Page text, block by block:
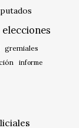
elecciones
gremiales
informe